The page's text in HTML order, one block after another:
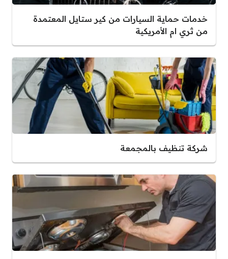
خدمات حماية السيارات من كير ستايل المعتمدة
من ثري ام الأمريكية
شركة تنظيف بالمجمعة